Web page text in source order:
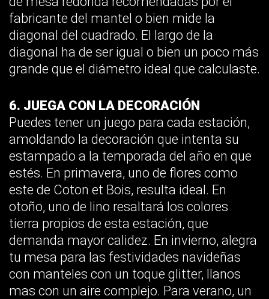
fabricante del mantel o bien mide la
diagonal del cuadrado. El largo de la
diagonal ha de ser igual o bien un poco más
grande que el diámetro ideal que calculaste.
6. JUEGA CON LA DECORACIÓN
Puedes tener un juego para cada estación,
amoldando la decoración que intenta su
estampado a la temporada del año en que
estés. En primavera, uno de flores como
este de Coton et Bois, resulta ideal. En
otoño, uno de lino resaltará los colores
tierra propios de esta estación, que
demanda mayor calidez. En invierno, alegra
tu mesa para las festividades navideñas
con manteles con un toque glitter, llanos
mas con un aire complejo. Para verano, un